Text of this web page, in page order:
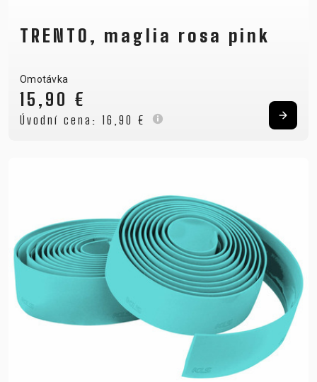
TRENTO, maglia rosa pink
Omotávka
15,90 €
Úvodní cena: 16,90 €